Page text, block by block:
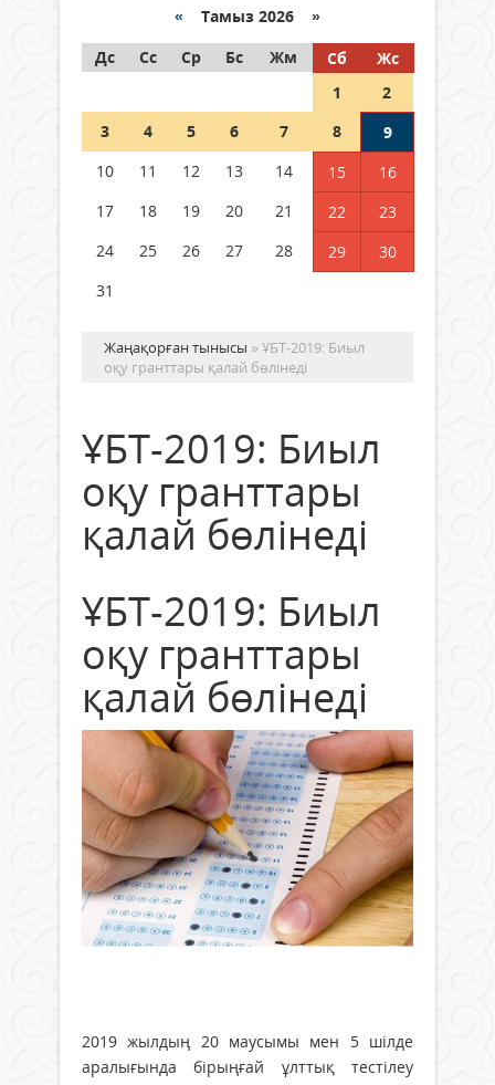
граждане Казахстана,
05 тамыз 2026 ж. 158
Шетелде жүрген Қазақстан
азаматтары қалай дауыс бере
« Тамыз 2026 »
Дс
Сс Ср Бс Жм Сб
Жс
1
2
3
4 5 6 7 8
9
10
11 12 13 14 15
16
17
18 19 20 21 22
23
24
25 26 27 28 29
30
31
Жаңақорған тынысы » ҰБТ-2019: Биыл
оқу гранттары қалай бөлінеді
ҰБТ-2019: Биыл
оқу гранттары
қалай бөлінеді
ҰБТ-2019: Биыл
оқу гранттары
қалай бөлінеді
2019 жылдың 20 маусымы мен 5 шілде
аралығында бірыңғай ұлттық тестілеу